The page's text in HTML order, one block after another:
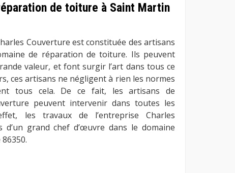
de toiture à Saint Martin
Couverture est constituée des artisans
de réparation de toiture. Ils peuvent
valeur, et font surgir l’art dans tous ce
ces artisans ne négligent à rien les normes
tous cela. De ce fait, les artisans de
peuvent intervenir dans toutes les
les travaux de l’entreprise Charles
grand chef d’œuvre dans le domaine